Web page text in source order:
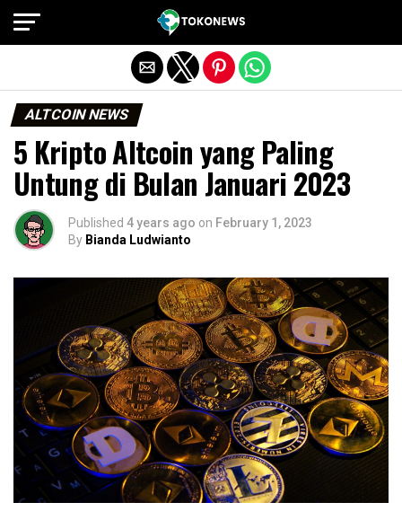
ALTCOIN NEWS
5 Kripto Altcoin yang Paling
Untung di Bulan Januari 2023
Published 4 years ago on February 1, 2023
By Bianda Ludwianto
Exit mobile version